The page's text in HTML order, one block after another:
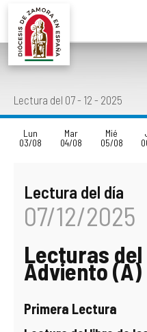
Lectura del 07 - 12 - 2025
Lun
03/08
Mar
04/08
Mié
05/08
Lectura del día
07/12/2025
Lecturas del
Adviento (A)
Primera Lectura
¿QUIÉNES SOMOS?
EPISCOPOLOGIO
NORMATIVA DIOCESANA
MONUMENTOS BIC - BIEN DE
PATRIMONIO ROBADO
MONS. FERNANDO VALERA
MULTIMEDIA
ORGANIGRAMA
CURIA DIOCESANA
CABILDO CATEDRAL
SEMINARIOS DIOCESANOS
OTROS ORGANISMOS Y
HORARIO DE MISAS
LISTADO DE NUESTRAS
NOTICIAS
SALUS
CAMPAÑAS
AGENDA
DESCARGAS